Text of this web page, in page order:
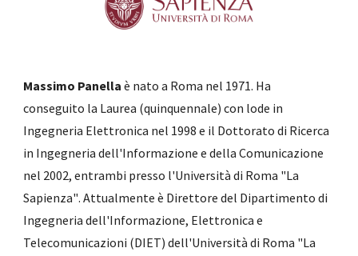
Massimo Panella è nato a Roma nel 1971. Ha
conseguito la Laurea (quinquennale) con lode in
Ingegneria Elettronica nel 1998 e il Dottorato di Ricerca
in Ingegneria dell'Informazione e della Comunicazione
nel 2002, entrambi presso l'Università di Roma "La
Sapienza". Attualmente è Direttore del Dipartimento di
Ingegneria dell'Informazione, Elettronica e
Telecomunicazioni (DIET) dell'Università di Roma "La